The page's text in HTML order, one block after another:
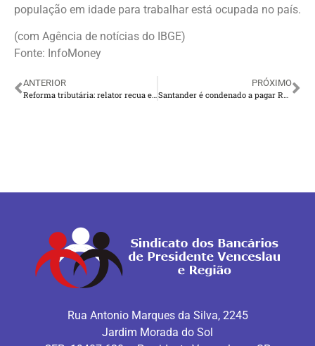
população em idade para trabalhar está ocupada no país.
(com Agência de notícias do IBGE)
Fonte: InfoMoney
ANTERIOR
Reforma tributária: relator recua e desiste de cortar incentivo para vale-refeição
PRÓXIMO
Santander é condenado a pagar R$ 50 milhões por práticas antissindicais
Rua Antonio Marques da Silva, 2245
Jardim Morada do Sol